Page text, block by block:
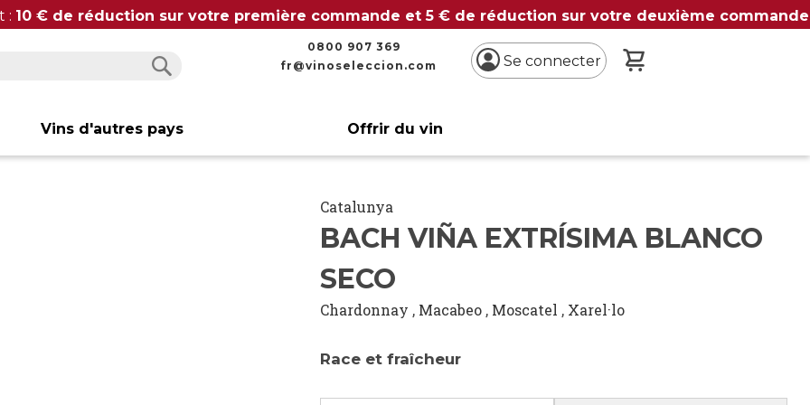
: 10 € de réduction sur votre première commande et 5 € de réduction sur votre deuxième commande
0800 907 369
fr@vinoseleccion.com
Se connecter
Vins d'autres pays Offrir du vin
Catalunya
BACH VIÑA EXTRÍSIMA BLANCO
SECO
Chardonnay , Macabeo , Moscatel , Xarel·lo
Race et fraîcheur